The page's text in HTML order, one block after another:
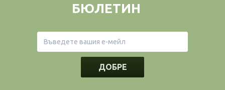
БЮЛЕТИН
ДОБРЕ